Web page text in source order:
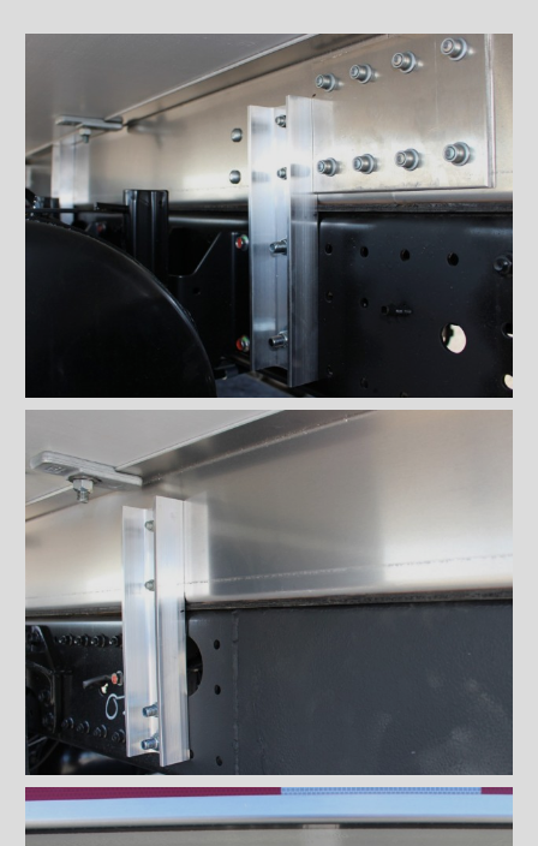
Éclairages extérieur
Bandes protectrices
Profilés d'arrimage
Éclairages intérieur
Monte-charges MAXON
Marches
Échelles et passerelles
Caméra de recul
Sous-structures
Sous-structure en aluminium
Sous-structure en aluminium
pour boîte Frio
Coffres
Poignées et serrures
Ventilations